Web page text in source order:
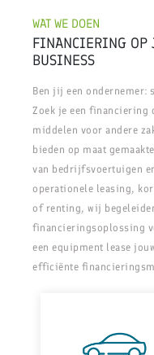
WAT WE DOEN
FINANCIERING OP
BUSINESS
Ben jij een
Zoek je een financiering
middelen voor andere
bieden op maat
van bedrijfsvoertuigen
operationele leasing,
of renting, wij
financieringsoplossing
een equipment lease
efficiënte